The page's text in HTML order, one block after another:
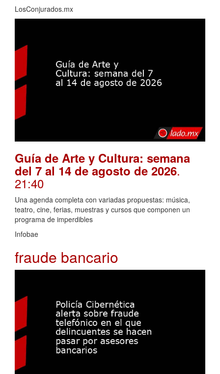
LosConjurados.mx
Guía de Arte y Cultura: semana
del 7 al 14 de agosto de 2026.
21:40
Una agenda completa con variadas propuestas: música,
teatro, cine, ferias, muestras y cursos que componen un
programa de imperdibles
Infobae
fraude bancario